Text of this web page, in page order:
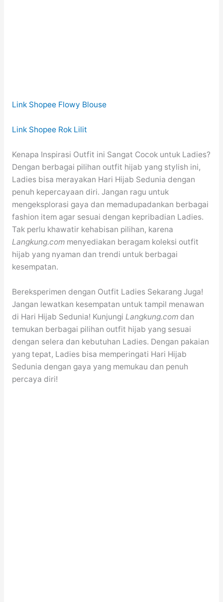
Link Shopee Flowy Blouse
Link Shopee Rok Lilit
Kenapa Inspirasi Outfit ini Sangat Cocok untuk Ladies?
Dengan berbagai pilihan outfit hijab yang stylish ini,
Ladies bisa merayakan Hari Hijab Sedunia dengan
penuh kepercayaan diri. Jangan ragu untuk
mengeksplorasi gaya dan memadupadankan berbagai
fashion item agar sesuai dengan kepribadian Ladies.
Tak perlu khawatir kehabisan pilihan, karena
Langkung.commenyediakan beragam koleksi outfit
hijab yang nyaman dan trendi untuk berbagai
kesempatan.
Bereksperimen dengan Outfit Ladies Sekarang Juga!
Jangan lewatkan kesempatan untuk tampil menawan
di Hari Hijab Sedunia! Kunjungi Langkung.comdan
temukan berbagai pilihan outfit hijab yang sesuai
dengan selera dan kebutuhan Ladies. Dengan pakaian
yang tepat, Ladies bisa memperingati Hari Hijab
Sedunia dengan gaya yang memukau dan penuh
percaya diri!